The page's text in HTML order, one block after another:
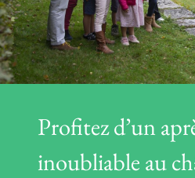
Profitez d’un
inoubliable au